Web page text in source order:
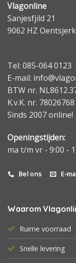
Vlagonline
Sanjesfjild 21
9062 HZ
Tel: 085-064 0123
E-mail:
BTW nr.
K.v.K. nr. 78026768
Sinds 2007 online!
Openingstijden:
ma t/m vr - 9:00 -
Bel ons E-
Waarom
Ruime voorraad
Snelle levering